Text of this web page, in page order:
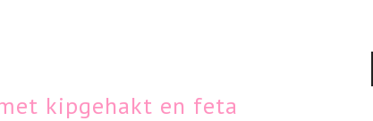
kipgehakt en feta